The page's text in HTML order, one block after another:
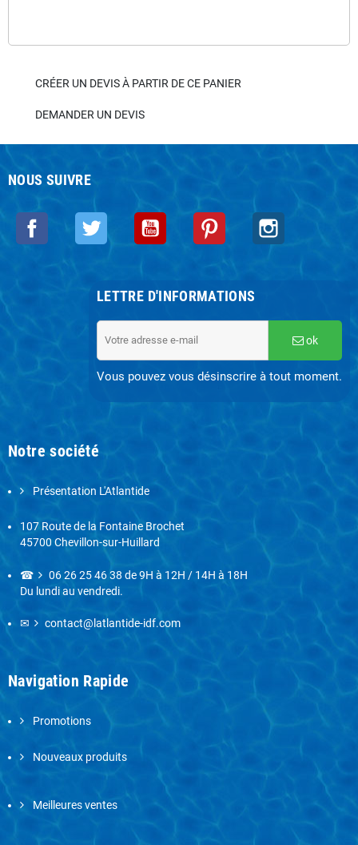
CRÉER UN DEVIS À PARTIR DE CE PANIER
DEMANDER UN DEVIS
NOUS SUIVRE
Facebook Twitter YouTube Pinterest
LETTRE D'INFORMATIONS
ok
Vous pouvez vous désinscrire à tout moment.
Notre société
Présentation L'Atlantide
107 Route de la Fontaine Brochet
45700 Chevillon-sur-Huillard
☎ 06 26 25 46 38 de 9H à 12H / 14H à 18H
Du lundi au vendredi.
✉ contact@latlantide-idf.com
Navigation Rapide
Promotions
Nouveaux produits
Meilleures ventes